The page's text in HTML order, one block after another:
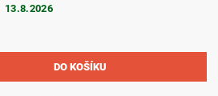
13.8.2026